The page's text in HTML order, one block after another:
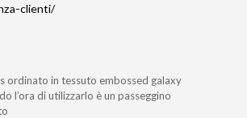
clienti/
ordinato in tessuto embossed galaxy
l’ora di utilizzarlo è un passeggino